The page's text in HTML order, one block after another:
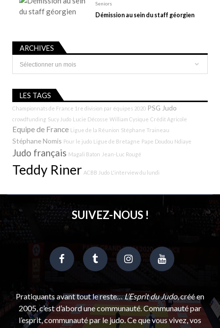
Seniors
Démission au sein du staff géorgien
ARCHIVES
Archives
LES TAGS
Championnats de France 1re division par équipes 2020 PSG Judo
crowdfunding Sucy Judo Lucie Décosse William Cysique Crédit Agricole
Equipe de France Ligue de la Réunion Stéphane Traineau
Stéphane Nomis Pour le judo Ligue de Bretagne Pape Doudou Ndiaye
Judo français Magali Baton Jean-Luc Rougé
Teddy Riner ACBB Judo L'interview du lundi
SUIVEZ-NOUS !
Pratiquants avant tout le reste…L’Esprit du Judo, créé en
2005, c’est d’abord une communauté. Communauté par
l’esprit, communauté par le judo. Ce que vous vivez, vos